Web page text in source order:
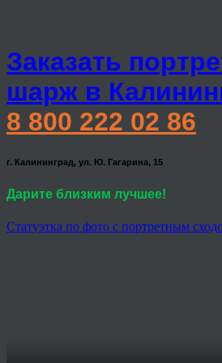
Заказать
шарж в
8 800 222 02 86
г. Калининград, ул. Ю. Гагарина, 15
Дарите близким лучшее!
Статуэтка по фото с портретным